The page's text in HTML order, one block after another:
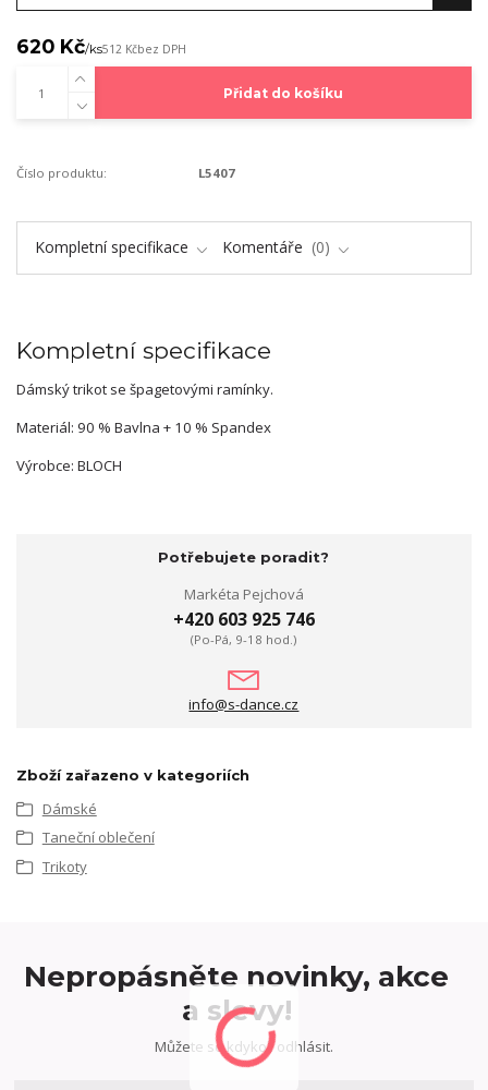
620 Kč/ks512 Kčbez DPH
Přidat do košíku
Číslo produktu: L5407
Kompletní specifikace Komentáře 0
Kompletní specifikace
Dámský trikot se špagetovými ramínky.
Materiál: 90 % Bavlna + 10 % Spandex
Výrobce: BLOCH
Potřebujete poradit?
Markéta Pejchová
+420 603 925 746
(Po-Pá, 9-18 hod.)
info@s-dance.cz
Zboží zařazeno v kategoriích
Dámské
Taneční oblečení
Trikoty
Nepropásněte novinky, akce
a slevy!
Můžete se kdykoli odhlásit.